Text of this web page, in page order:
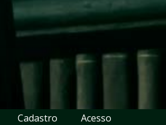
Cadastro Acesso